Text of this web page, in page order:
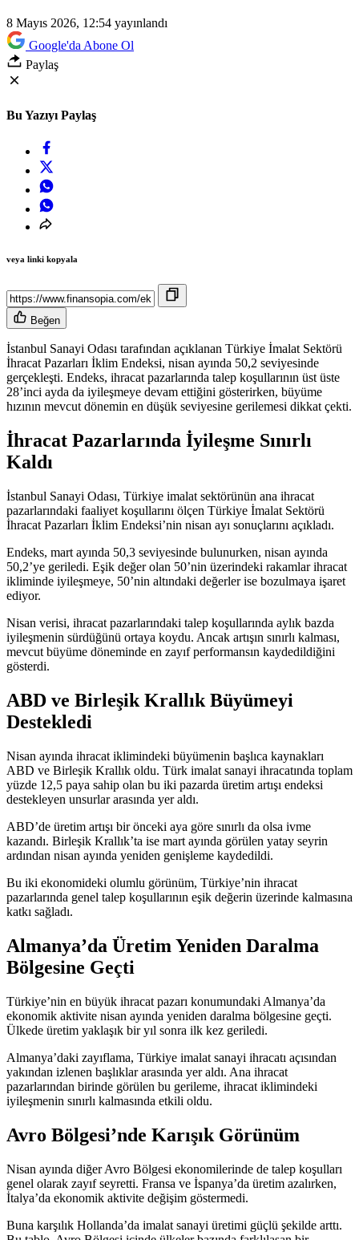
8 Mayıs 2026, 12:54 yayınlandı
Google'da Abone Ol
Paylaş
Bu Yazıyı Paylaş
veya linki kopyala
Beğen
İstanbul Sanayi Odası tarafından açıklanan Türkiye İmalat Sektörü
İhracat Pazarları İklim Endeksi, nisan ayında 50,2 seviyesinde
gerçekleşti. Endeks, ihracat pazarlarında talep koşullarının üst üste
28’inci ayda da iyileşmeye devam ettiğini gösterirken, büyüme
hızının mevcut dönemin en düşük seviyesine gerilemesi dikkat çekti.
İhracat Pazarlarında İyileşme Sınırlı
Kaldı
İstanbul Sanayi Odası, Türkiye imalat sektörünün ana ihracat
pazarlarındaki faaliyet koşullarını ölçen Türkiye İmalat Sektörü
İhracat Pazarları İklim Endeksi’nin nisan ayı sonuçlarını açıkladı.
Endeks, mart ayında 50,3 seviyesinde bulunurken, nisan ayında
50,2’ye geriledi. Eşik değer olan 50’nin üzerindeki rakamlar ihracat
ikliminde iyileşmeye, 50’nin altındaki değerler ise bozulmaya işaret
ediyor.
Nisan verisi, ihracat pazarlarındaki talep koşullarında aylık bazda
iyileşmenin sürdüğünü ortaya koydu. Ancak artışın sınırlı kalması,
mevcut büyüme döneminde en zayıf performansın kaydedildiğini
gösterdi.
ABD ve Birleşik Krallık Büyümeyi
Destekledi
Nisan ayında ihracat iklimindeki büyümenin başlıca kaynakları
ABD ve Birleşik Krallık oldu. Türk imalat sanayi ihracatında toplam
yüzde 12,5 paya sahip olan bu iki pazarda üretim artışı endeksi
destekleyen unsurlar arasında yer aldı.
ABD’de üretim artışı bir önceki aya göre sınırlı da olsa ivme
kazandı. Birleşik Krallık’ta ise mart ayında görülen yatay seyrin
ardından nisan ayında yeniden genişleme kaydedildi.
Bu iki ekonomideki olumlu görünüm, Türkiye’nin ihracat
pazarlarında genel talep koşullarının eşik değerin üzerinde kalmasına
katkı sağladı.
Almanya’da Üretim Yeniden Daralma
Bölgesine Geçti
Türkiye’nin en büyük ihracat pazarı konumundaki Almanya’da
ekonomik aktivite nisan ayında yeniden daralma bölgesine geçti.
Ülkede üretim yaklaşık bir yıl sonra ilk kez geriledi.
Almanya’daki zayıflama, Türkiye imalat sanayi ihracatı açısından
yakından izlenen başlıklar arasında yer aldı. Ana ihracat
pazarlarından birinde görülen bu gerileme, ihracat iklimindeki
iyileşmenin sınırlı kalmasında etkili oldu.
Avro Bölgesi’nde Karışık Görünüm
Nisan ayında diğer Avro Bölgesi ekonomilerinde de talep koşulları
genel olarak zayıf seyretti. Fransa ve İspanya’da üretim azalırken,
İtalya’da ekonomik aktivite değişim göstermedi.
Buna karşılık Hollanda’da imalat sanayi üretimi güçlü şekilde arttı.